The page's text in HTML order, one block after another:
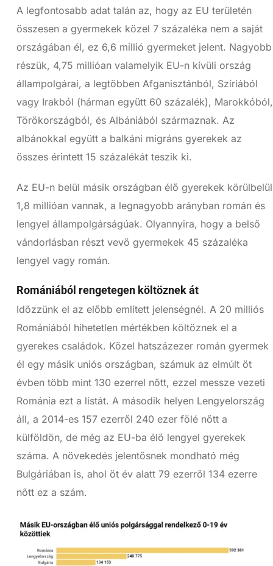
A legfontosabb adat talán az, hogy az EU területén
összesen a gyermekek közel 7 százaléka nem a saját
országában él, ez 6,6 millió gyermeket jelent. Nagyobb
részük, 4,75 millióan valamelyik EU-n kívüli ország
állampolgárai, a legtöbben Afganisztánból, Szíriából
vagy Irakból (hárman együtt 60 százalék), Marokkóból,
Törökországból, és Albániából származnak. Az
albánokkal együtt a balkáni migráns gyerekek az
összes érintett 15 százalékát teszik ki.
Az EU-n belül másik országban élő gyerekek körülbelül
1,8 millióan vannak, a legnagyobb arányban román és
lengyel állampolgárságúak. Olyannyira, hogy a belső
vándorlásban részt vevő gyermekek 45 százaléka
lengyel vagy román.
Romániából rengetegen költöznek át
Időzzünk el az előbb említett jelenségnél. A 20 milliós
Romániából hihetetlen mértékben költöznek el a
gyerekes családok. Közel hatszázezer román gyermek
él egy másik uniós országban, számuk az elmúlt öt
évben több mint 130 ezerrel nőtt, ezzel messze vezeti
Románia ezt a listát. A második helyen Lengyelország
áll, a 2014-es 157 ezerről 240 ezer fölé nőtt a
külföldön, de még az EU-ba élő lengyel gyerekek
száma. A növekedés jelentősnek mondható még
Bulgáriában is, ahol öt év alatt 79 ezerről 134 ezerre
nőtt ez a szám.